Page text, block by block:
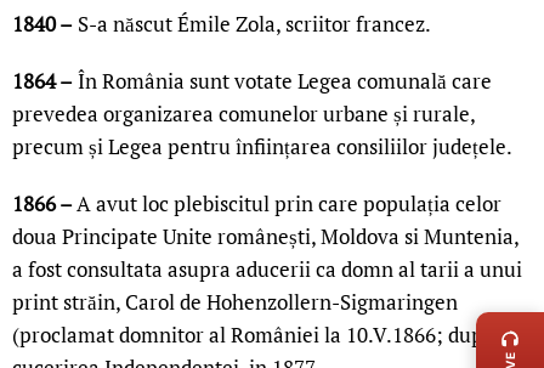
1840 – S-a născut Émile Zola, scriitor francez.
1864 –În România sunt votate Legea comunală care
prevedea organizarea comunelor urbane și rurale,
precum și Legea pentru înființarea consiliilor județele.
1866 –A avut loc plebiscitul prin care populația celor
doua Principate Unite românești, Moldova si Muntenia,
a fost consultata asupra aducerii ca domn al tarii a unui
print străin, Carol de Hohenzollern-Sigmaringen
(proclamat domnitor al României la 10.V.1866; după